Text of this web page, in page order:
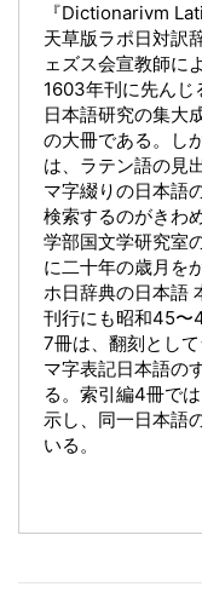
『Dictionarivm
天草版ラポ日対訳
ェズス会宣教師に
1603年刊に先んじ
日本語研究の集大
の大冊である。し
は、ラテン語の見
マ字綴りの日本語
検索するのがきわ
学部国文学研究室
に二十年の歳月を
ホ日辞典の日本語
刊行にも昭和45〜
7冊は、翻刻とし
マ字表記日本語の
る。索引編4冊で
示し、同一日本語
いる。